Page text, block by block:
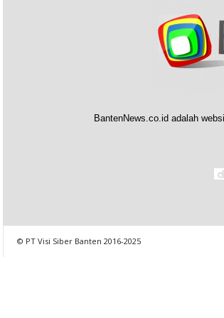
BantenNews.co.id adalah
© PT Visi Siber Banten 2016-2025